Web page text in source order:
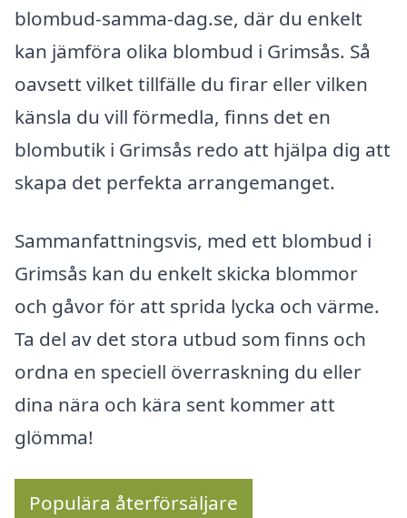
blombud-samma-dag.se, där du enkelt
kan jämföra olika blombud i Grimsås. Så
oavsett vilket tillfälle du firar eller vilken
känsla du vill förmedla, finns det en
blombutik i Grimsås redo att hjälpa dig att
skapa det perfekta arrangemanget.
Sammanfattningsvis, med ett blombud i
Grimsås kan du enkelt skicka blommor
och gåvor för att sprida lycka och värme.
Ta del av det stora utbud som finns och
ordna en speciell överraskning du eller
dina nära och kära sent kommer att
glömma!
Populära återförsäljare